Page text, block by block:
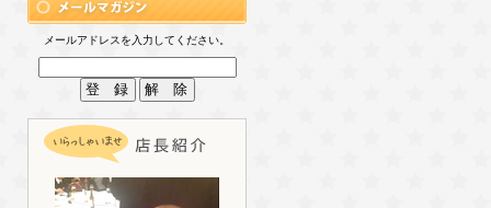
メールアドレスを入力してください。